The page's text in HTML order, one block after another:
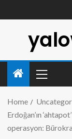
Home
Erdoğan’ın
operasyon: